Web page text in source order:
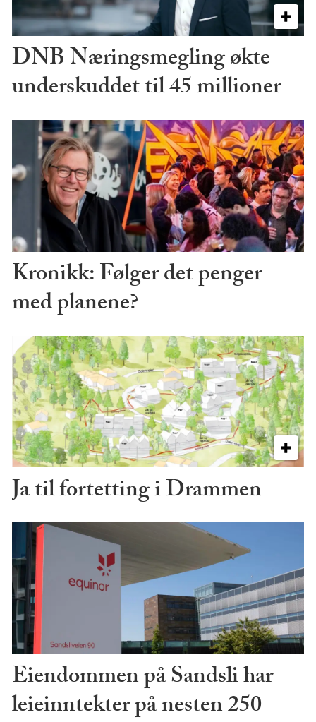
DNB Næringsmegling økte
underskuddet til 45 millioner
Kronikk: Følger det penger
med planene?
Ja til fortetting i Drammen
Eiendommen på Sandsli har
leieinntekter på nesten 250